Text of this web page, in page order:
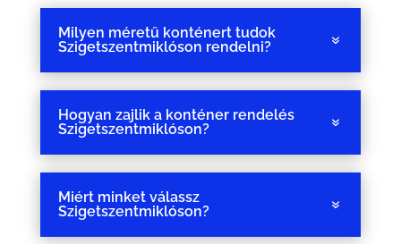
Milyen méretű konténert tudok
Szigetszentmiklóson rendelni?
Hogyan zajlik a konténer rendelés
Szigetszentmiklóson?
Miért minket válassz
Szigetszentmiklóson?